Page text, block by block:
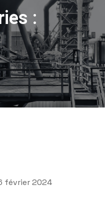
:
février 2024